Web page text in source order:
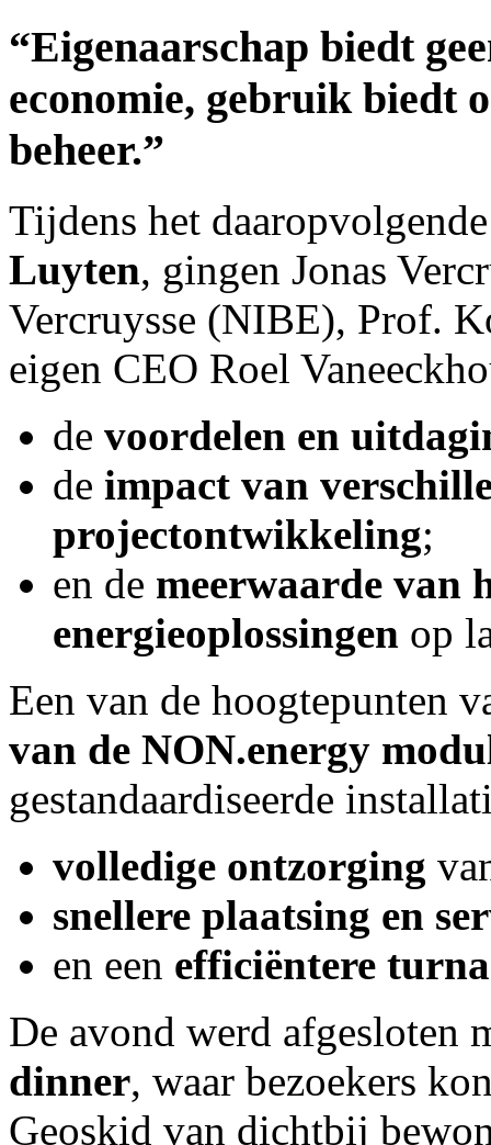
“Eigenaarschap biedt
economie, gebruik biedt
beheer.”
Tijdens het
Luyten, gingen Jonas
Vercruysse (NIBE), Prof.
eigen CEO Roel
de voordelen en
de impact van
projectontwikkeling;
en de meerwaarde van
energieoplossingen op
Een van de hoogtepunten
van de NON.energy
gestandaardiseerde
volledige ontzorging
snellere plaatsing en
en een efficiëntere
De avond werd afgesloten
dinner, waar bezoekers
Geoskid van dichtbij